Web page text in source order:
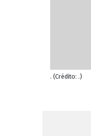
. (Crédito: .)